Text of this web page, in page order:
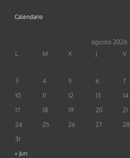
Calendario
agosto 2026
L
M X J V
3
4 5 6 7
10
11 12 13 14
17
18 19 20 21
24
25 26 27 28
31
« Jun